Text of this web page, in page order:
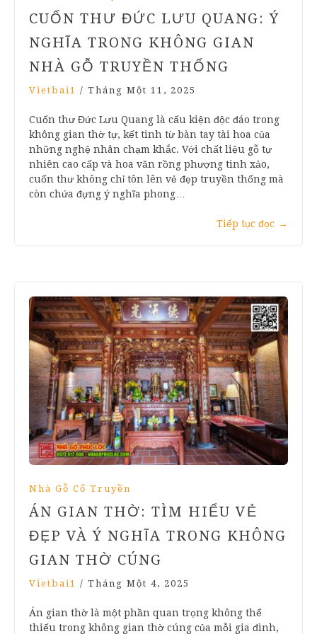
CUỐN THƯ ĐỨC LƯU QUANG: Ý
NGHĨA TRONG KHÔNG GIAN
NHÀ GỖ TRUYỀN THỐNG
Vietbai1 / Tháng Một 11, 2025
Cuốn thư Đức Lưu Quang là cấu kiện độc đáo trong
không gian thờ tự, kết tinh từ bàn tay tài hoa của
những nghệ nhân chạm khắc. Với chất liệu gỗ tự
nhiên cao cấp và hoa văn rồng phượng tinh xảo,
cuốn thư không chỉ tôn lên vẻ đẹp truyền thống mà
còn chứa đựng ý nghĩa phong…
Tiếp tục đọc →
Nhà Gỗ Cổ Truyền
ÁN GIAN THỜ: TÌM HIỂU VẺ
ĐẸP VÀ Ý NGHĨA TRONG KHÔNG
GIAN THỜ CÚNG
Vietbai1 / Tháng Một 4, 2025
Án gian thờ là một phần quan trọng không thể
thiếu trong không gian thờ cúng của mỗi gia đình,